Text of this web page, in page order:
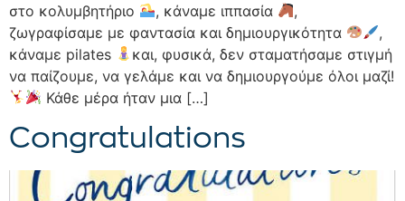
στο κολυμβητήριο
, κάναμε ιππασία
,
ζωγραφίσαμε με φαντασία και δημιουργικότητα
,
κάναμε pilates
και, φυσικά, δεν σταματήσαμε στιγμή
να παίζουμε, να γελάμε και να δημιουργούμε όλοι μαζί!
Κάθε μέρα ήταν μια […]
Congratulations